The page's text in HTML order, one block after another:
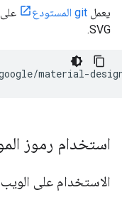
يعمل git المستودع
على
SVG.
استخدام رموز
الاستخدام على الويب